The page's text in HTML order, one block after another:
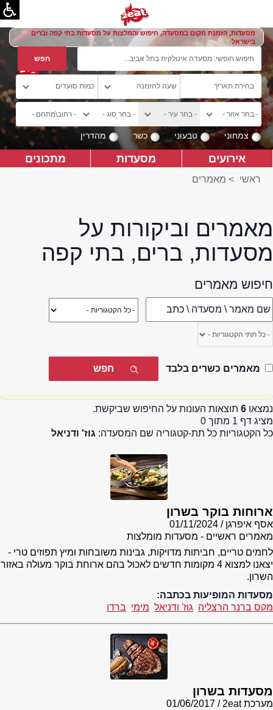
מסעדות, הזמנת מקום במסעדה, חיפוש והמלצות על מסעדות בתי קפה וברים
בישראל
צמחוני טבעוני כשר מהדרין
אירועים מסעדות מתכונים
ראשי > מאמרים
מאמרים וביקורות על
מסעדות, ברים, בתי קפה
חיפוש מאמרים
מאמרים כשרים בלבד
נמצאו 6 תוצאות העונות על החיפוש שביקשת.
מציג דף 1 מתוך 0
כל הקטגוריות כל תת-קטגוריה שם המסעדה: גוז' ודניאל
ארוחות בוקר בשרון
אסף איפרגן
01/11/2024
מאמרים ראשיים - מסעדות מומלצות
לחמים טריים, חביתות מדויקות, גבינות משובחות ומיץ תפוזים טרי -
יצאנו למצוא 4 מקומות חדשים לאכול בהם ארוחת בוקר מעולה באזור
השרון.
מסעדות המופיעות בכתבה:
מקס ברנר הרצליה גוז' ודניאל מימי ברדו
מסעדות בשרון
מערכת 2eat
01/06/2017